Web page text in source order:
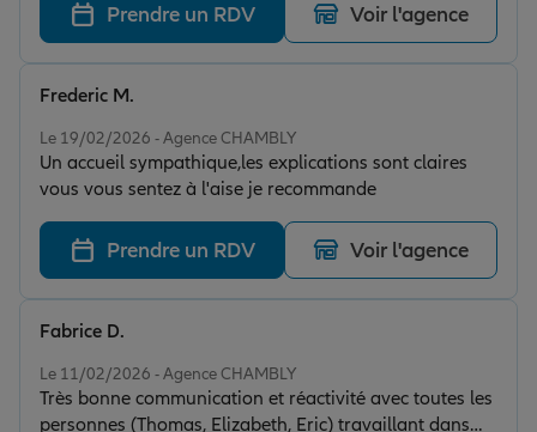
Prendre un RDV Voir l'agence
Le 19/02/2026 - Agence CHAMBLY
Un accueil sympathique,les explications sont claires
vous vous sentez à l'aise je recommande
Frederic M.
Prendre un RDV Voir l'agence
Le 11/02/2026 - Agence CHAMBLY
Très bonne communication et réactivité avec toutes les
personnes (Thomas, Elizabeth, Eric) travaillant dans
Fabrice D.